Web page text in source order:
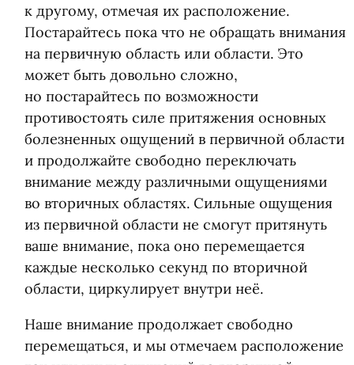
к другому, отмечая их расположение.
Постарайтесь пока что не обращать внимания
на первичную область или области. Это
может быть довольно сложно,
но постарайтесь по возможности
противостоять силе притяжения основных
болезненных ощущений в первичной области
и продолжайте свободно переключать
внимание между различными ощущениями
во вторичных областях. Сильные ощущения
из первичной области не смогут притянуть
ваше внимание, пока оно перемещается
каждые несколько секунд по вторичной
области, циркулирует внутри неё.
Наше внимание продолжает свободно
перемещаться, и мы отмечаем расположение